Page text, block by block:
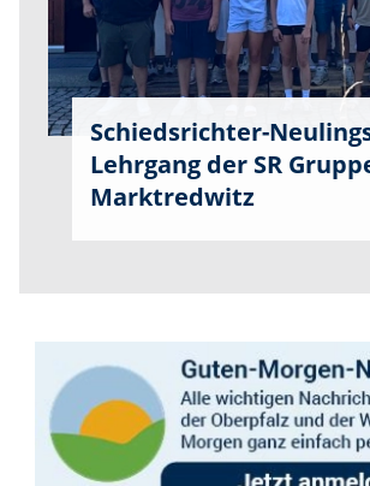
Schiedsrichter-
Lehrgang der SR
Marktredwitz